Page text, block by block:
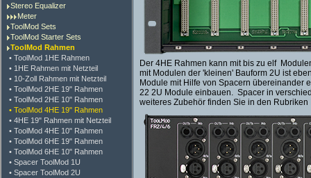
Stereo Equalizer
Meter
ToolMod Sets
ToolMod Starter Sets
ToolMod Rahmen
• ToolMod 1HE Rahmen
• 1HE Rahmen mit Netzteil
• 10-Zoll Rahmen mit Netzteil
• ToolMod 2HE 19" Rahmen
• ToolMod 2HE 10" Rahmen
• ToolMod 4HE 19" Rahmen
• 4HE 19" Rahmen mit Netzteil
• ToolMod 4HE 10" Rahmen
• ToolMod 6HE 19" Rahmen
• ToolMod 6HE 10" Rahmen
• Spacer ToolMod 1U
• Spacer ToolMod 2U
Der 4HE Rahmen kann mit bis zu elf
mit Modulen der 'kleinen' Bauform 2U ist
Module mit Hilfe von Spacern übereinander
22 2U Module einbauen. Spacer in
weiteres Zubehör finden Sie in den Rubriken